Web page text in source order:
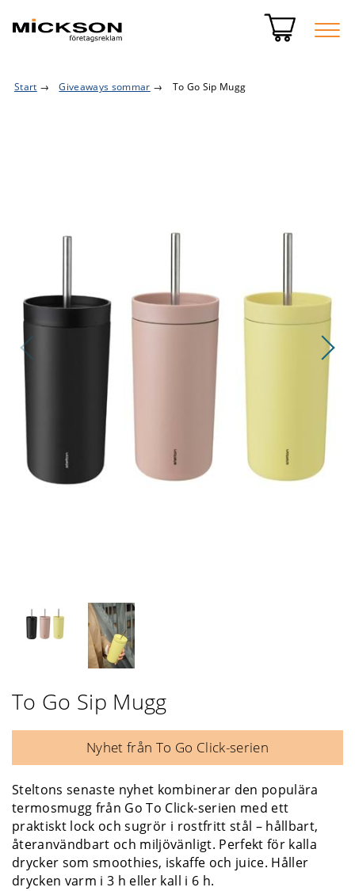
Start → Giveaways sommar → To Go Sip Mugg
To Go Sip Mugg
Nyhet från To Go Click-serien
Steltons senaste nyhet kombinerar den populära
termosmugg från Go To Click-serien med ett
praktiskt lock och sugrör i rostfritt stål – hållbart,
återanvändbart och miljövänligt. Perfekt för kalla
drycker som smoothies, iskaffe och juice. Håller
drycken varm i 3 h eller kall i 6 h.